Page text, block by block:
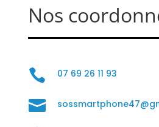
Nos
 07 69 26 11 93
